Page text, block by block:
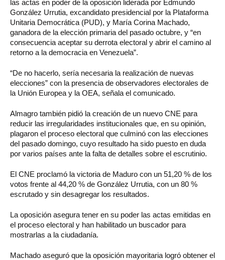
las actas en poder de la oposición liderada por Edmundo
González Urrutia, excandidato presidencial por la Plataforma
Unitaria Democrática (PUD), y María Corina Machado,
ganadora de la elección primaria del pasado octubre, y “en
consecuencia aceptar su derrota electoral y abrir el camino al
retorno a la democracia en Venezuela”.
“De no hacerlo, sería necesaria la realización de nuevas
elecciones” con la presencia de observadores electorales de
la Unión Europea y la OEA, señala el comunicado.
Almagro también pidió la creación de un nuevo CNE para
reducir las irregularidades institucionales que, en su opinión,
plagaron el proceso electoral que culminó con las elecciones
del pasado domingo, cuyo resultado ha sido puesto en duda
por varios países ante la falta de detalles sobre el escrutinio.
El CNE proclamó la victoria de Maduro con un 51,20 % de los
votos frente al 44,20 % de González Urrutia, con un 80 %
escrutado y sin desagregar los resultados.
La oposición asegura tener en su poder las actas emitidas en
el proceso electoral y han habilitado un buscador para
mostrarlas a la ciudadanía.
Machado aseguró que la oposición mayoritaria logró obtener el